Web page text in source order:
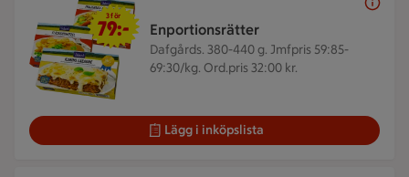
Enportionsrätter
Dafgårds. 380-440 g. Jmfpris 59:85-
69:30/kg. Ord.pris 32:00 kr.
3 för 79 kr
3 för
79:-
Lägg i inköpslista